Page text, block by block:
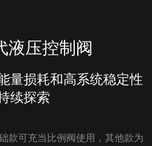
液压控制阀
量损耗和高系统稳定性
续探索
款可充当比例阀使用，其他款为